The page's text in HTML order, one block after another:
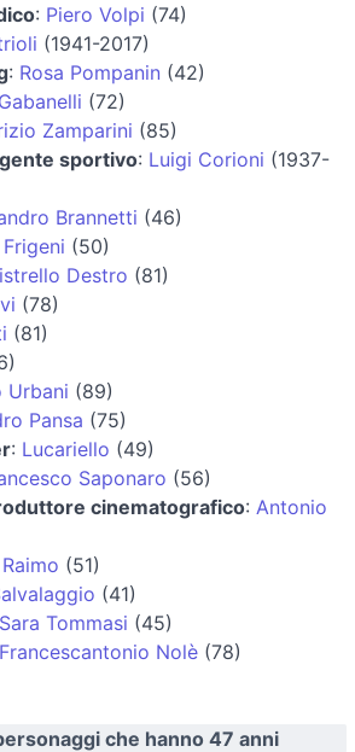
: Piero Volpi (74)
(1941-2017)
: Rosa Pompanin (42)
(72)
Zamparini (85)
sportivo: Luigi Corioni (1937-
Brannetti (46)
(50)
Destro (81)
(78)
(81)
Urbani (89)
Pansa (75)
: Lucariello (49)
Saponaro (56)
cinematografico: Antonio
(51)
(41)
Sara Tommasi (45)
Francescantonio Nolè (78)
che hanno 47 anni